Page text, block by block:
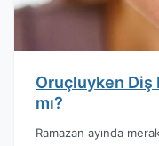
Oruçluyken Diş
mı?
Ramazan ayında